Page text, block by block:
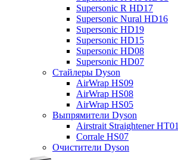
Supersonic R HD17
Supersonic Nural HD16
Supersonic HD19
Supersonic HD15
Supersonic HD08
Supersonic HD07
Стайлеры Dyson
AirWrap HS09
AirWrap HS08
AirWrap HS05
Выпрямители Dyson
Airstrait Straightener HT01
Corrale HS07
Очистители Dyson